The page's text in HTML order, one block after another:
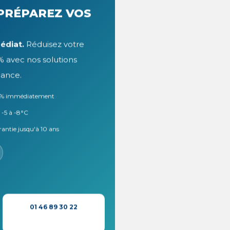
VOS
Réduisez votre
avec nos solutions
immédiatement
5 à -8°C
jusqu'à 10 ans
01 46 89 30 22